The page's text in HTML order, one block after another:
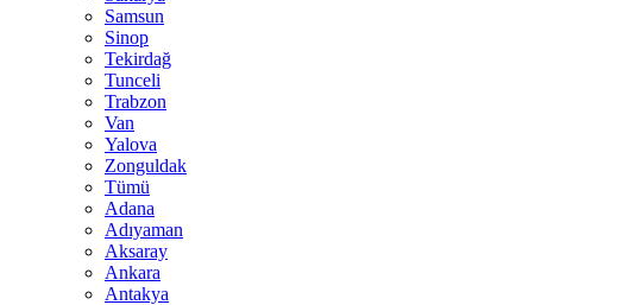
Samsun
Sinop
Tekirdağ
Tunceli
Trabzon
Van
Yalova
Zonguldak
Tümü
Adana
Adıyaman
Aksaray
Ankara
Antakya